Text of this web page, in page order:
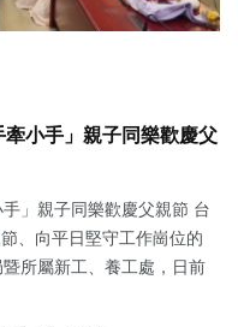
小手」親子同樂歡慶父
」親子同樂歡慶父親節 台
、向平日堅守工作崗位的
所屬新工、養工處，日前